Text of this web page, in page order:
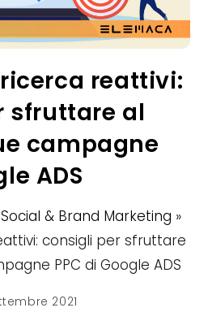
reattivi:
sfruttare al
campagne
ADS
& Brand Marketing »
consigli per sfruttare
PPC di Google ADS
2021